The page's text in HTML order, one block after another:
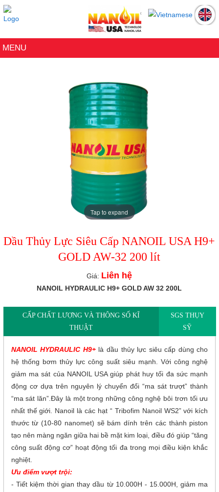
Trang Chủ
Sản Phẩm
MENU
Tap to expand
Dầu Thủy Lực Siêu Cấp NANOIL USA H9+
GOLD AW-32 200 lít
Giá: Liên hệ
NANOIL HYDRAULIC H9+ GOLD AW 32 200L
CẤP CHẤT LƯỢNG VÀ THÔNG SỐ KĨ
THUẬT
SGS THỤY
SỸ
NANOIL HYDRAULIC H9+ là dầu thủy lực siêu cấp dùng cho
hệ thống bơm thủy lực công suất siêu mạnh. Với công nghệ
giảm ma sát của NANOIL USA giúp phát huy tối đa sức mạnh
động cơ dựa trên nguyên lý chuyển đổi “ma sát trượt” thành
“ma sát lăn”.Đây là một trong những công nghệ bôi trơn tối ưu
nhất thế giới. Nanoil là các hạt “ Tribofim Nanoil WS2” với kích
thước từ (10-80 nanomet) sẽ bám dính trên các thành piston
tạo nên màng ngăn giữa hai bề mặt kim loại, điều đó giúp “tăng
công suất động cơ” hoạt động tối đa trong mọi điều kiện khắc
nghiệt.
Ưu điểm vượt trội:
- Tiết kiệm thời gian thay dầu từ 10.000H - 15.000H, giảm ma